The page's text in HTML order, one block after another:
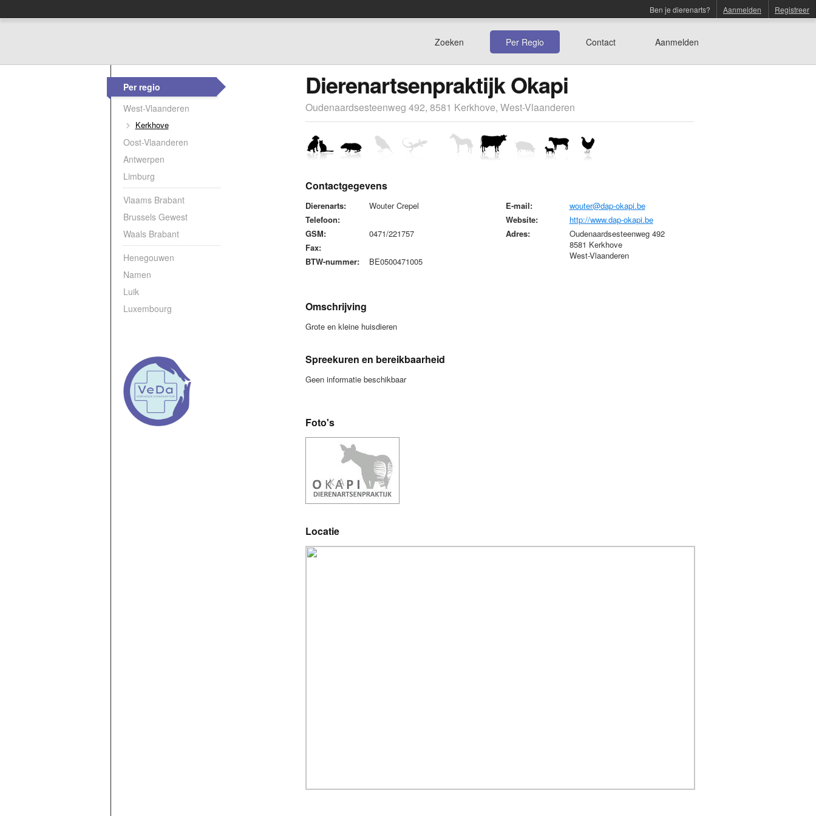
Aanmelden Registreer
Ben je dierenarts?
Zoeken Per Regio Contact Aanmelden
Per regio
West-Vlaanderen
Kerkhove
Oost-Vlaanderen
Antwerpen
Limburg
Vlaams Brabant
Brussels Gewest
Waals Brabant
Henegouwen
Namen
Luik
Luxembourg
Dierenartsenpraktijk Okapi
Oudenaardsesteenweg 492, 8581 Kerkhove, West-Vlaanderen
Contactgegevens
Dierenarts:
Wouter Crepel
Telefoon:
GSM:
0471/221757
Fax:
BTW-nummer:
BE0500471005
E-mail:
wouter@dap-okapi.be
Website:
http://www.dap-okapi.be
Adres:
Oudenaardsesteenweg 492
8581 Kerkhove
West-Vlaanderen
Omschrijving
Grote en kleine huisdieren
Spreekuren en bereikbaarheid
Geen informatie beschikbaar
Foto's
Locatie